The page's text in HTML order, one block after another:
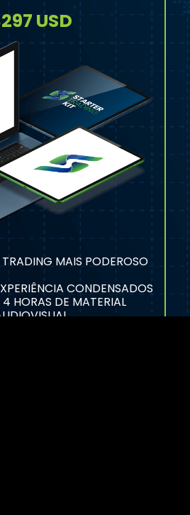
USD
TRADING MAIS PODEROSO
CONDENSADOS
HORAS DE MATERIAL